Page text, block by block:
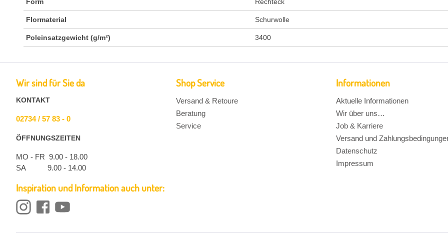
Form Rechteck
Flormaterial Schurwolle
Poleinsatzgewicht (g/m²) 3400
Wir sind für Sie da
KONTAKT
02734 / 57 83 - 0
ÖFFNUNGSZEITEN
MO - FR 9.00 - 18.00
SA 9.00 - 14.00
Inspiration und Information auch unter:
Shop Service
Versand & Retoure
Beratung
Service
Informationen
Aktuelle Informationen
Wir über uns…
Job & Karriere
Versand und
Datenschutz
Impressum